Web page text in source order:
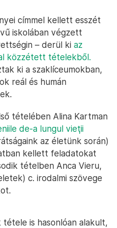
címmel kellett esszét
iskolában végzett
– derül ki az
közzétett tételekből.
ki a szaklíceumokban,
reál és humán
tételében Alina Kartman
de-a lungul vieţii
az életünk során)
kellett feladatokat
tételben Anca Vieru,
c. irodalmi szövege
is hasonlóan alakult,